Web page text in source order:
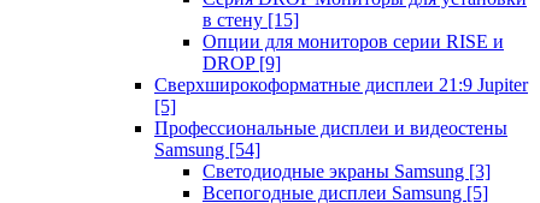
в стену [15]
Опции для мониторов серии RISE и
DROP [9]
Сверхширокоформатные дисплеи 21:9 Jupiter
[5]
Профессиональные дисплеи и видеостены
Samsung [54]
Светодиодные экраны Samsung [3]
Всепогодные дисплеи Samsung [5]